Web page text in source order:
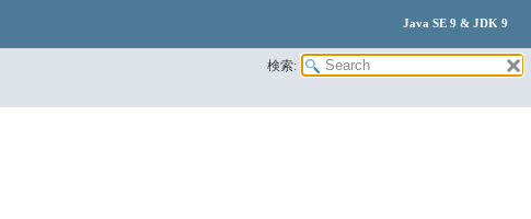
Java SE 9 & JDK 9
検索: